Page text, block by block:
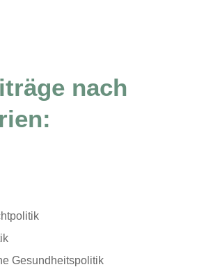
nach
Gesundheitspolitik